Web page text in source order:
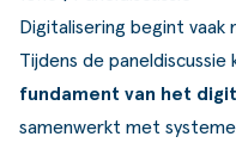
Digitalisering begint
Tijdens de paneldiscussie
fundament van het
samenwerkt met